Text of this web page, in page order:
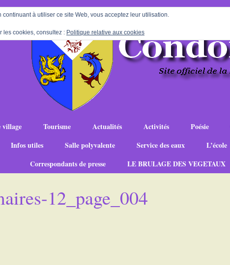
village Tourisme Actualités Activités Poésie
Infos utiles Salle polyvalente Service des eaux L’école
Correspondants de presse
LE BRULAGE DES VEGETAUX
12_page_004
à utiliser ce site Web, vous acceptez leur utilisation.
les cookies, consultez : Politique relative aux cookies